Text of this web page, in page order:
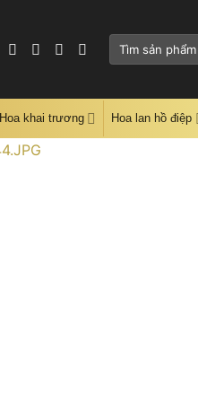
Tìm
Hoa khai trương Hoa lan hồ điệp